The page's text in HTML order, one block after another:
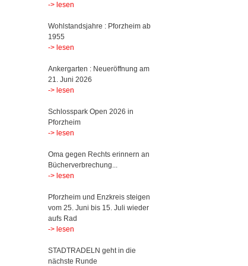
-> lesen
Wohlstandsjahre : Pforzheim ab
1955
-> lesen
Ankergarten : Neueröffnung am
21. Juni 2026
-> lesen
Schlosspark Open 2026 in
Pforzheim
-> lesen
Oma gegen Rechts erinnern an
Bücherverbrechung...
-> lesen
Pforzheim und Enzkreis steigen
vom 25. Juni bis 15. Juli wieder
aufs Rad
-> lesen
STADTRADELN geht in die
nächste Runde